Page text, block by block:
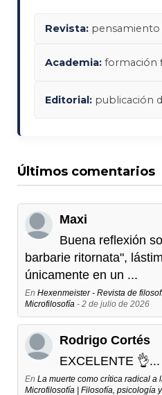
Revista: pensamiento
Academia: formación
Editorial: publicación
Últimos comentarios
Maxi
Buena reflexión
barbarie ritornata",
únicamente en un ...
En Hexenmeister - Revista de
Microfilosofía - 2 de julio de 2026
Rodrigo Cortés
EXCELENTE 👌...
En La muerte como crítica radical a
Microfilosofía | Filosofía, psicología